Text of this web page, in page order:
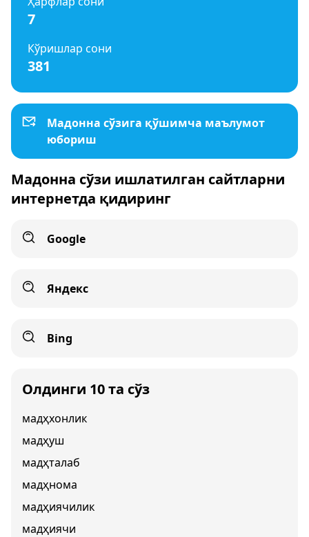
7
Кўришлар сони
381
Мадонна сўзига қўшимча маълумот
юбориш
Мадонна сўзи ишлатилган сайтларни
интернетда қидиринг
Google
Яндекс
Bing
Олдинги 10 та сўз
мадҳхонлик
мадҳуш
мадҳталаб
мадҳнома
мадҳиячилик
мадҳиячи